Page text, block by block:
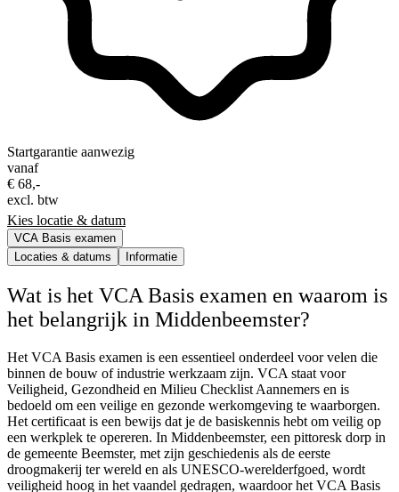
Startgarantie aanwezig
vanaf
€ 68,-
excl. btw
Kies locatie & datum
VCA Basis examen
Locaties & datums
Informatie
Wat is het VCA Basis examen en waarom is
het belangrijk in Middenbeemster?
Het VCA Basis examen is een essentieel onderdeel voor velen die
binnen de bouw of industrie werkzaam zijn. VCA staat voor
Veiligheid, Gezondheid en Milieu Checklist Aannemers en is
bedoeld om een veilige en gezonde werkomgeving te waarborgen.
Het certificaat is een bewijs dat je de basiskennis hebt om veilig op
een werkplek te opereren. In Middenbeemster, een pittoresk dorp in
de gemeente Beemster, met zijn geschiedenis als de eerste
droogmakerij ter wereld en als UNESCO-werelderfgoed, wordt
veiligheid hoog in het vaandel gedragen, waardoor het VCA Basis